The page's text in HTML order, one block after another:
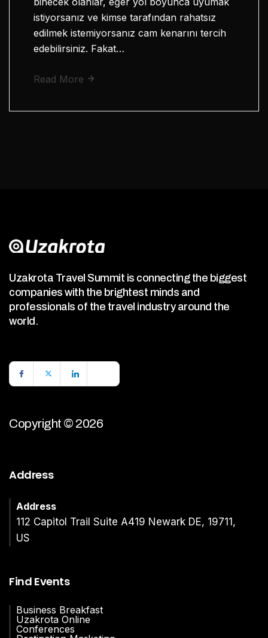
istiyorsanız ve kimse tarafından rahatsız
edilmek istemiyorsanız cam kenarını tercih
edebilirsiniz. Fakat…
Read More
Uzakrota Travel Summit is connecting the biggest
companies with the brightest minds and
professionals of the travel industry around the
world.
Copyright © 2026
Address
Address
112 Capitol Trail Suite A419 Newark DE, 19711,
US
Find Events
Business Breakfast
Uzakrota Online
Conferences